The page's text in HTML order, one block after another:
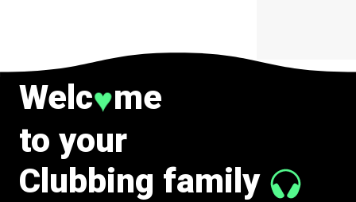
Welc♥me
to your
Clubbing family